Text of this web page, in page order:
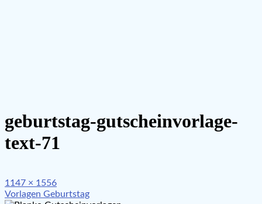
geburtstag-gutscheinvorlage-
text-71
Full
size
1147 × 1556
Beitragsnavigation
Vorlagen Geburtstag